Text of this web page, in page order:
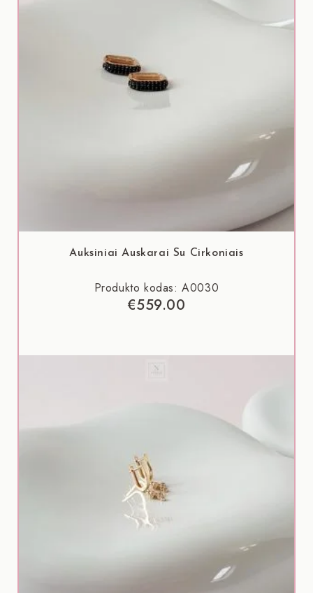
Auksiniai Auskarai Su Cirkoniais
Produkto kodas: A0030
€559.00